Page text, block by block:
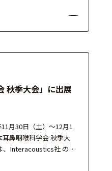
紹介いたします。 製品
秋季大会」に出展
月30日（土）～12月1
鼻咽喉科学会 秋季大
、Interacoustics社 の最